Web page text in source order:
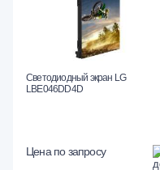
Светодиодный экран LG
LBE046DD4D
Цена по запросу